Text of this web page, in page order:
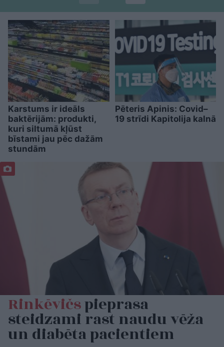
Karstums ir ideāls
baktērijām: produkti,
kuri siltumā kļūst
bīstami jau pēc dažām
stundām
Pēteris Apinis: Covid–
19 strīdi Kapitolija kalnā
Rinkēvičspieprasa
steidzami rast naudu vēža
un diabēta pacientiem